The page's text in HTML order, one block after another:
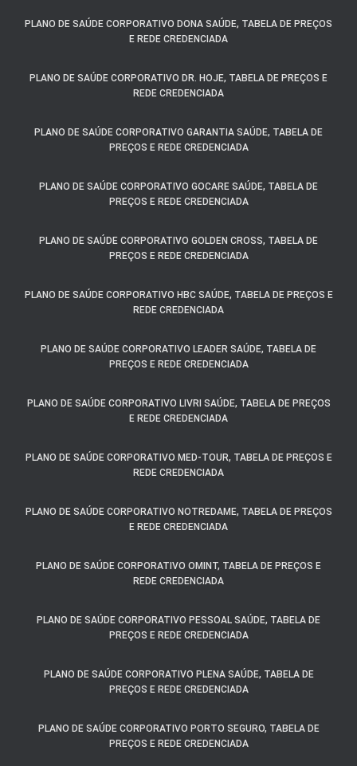
PLANO DE SAÚDE CORPORATIVO DONA SAÚDE, TABELA DE PREÇOS
E REDE CREDENCIADA
PLANO DE SAÚDE CORPORATIVO DR. HOJE, TABELA DE PREÇOS E
REDE CREDENCIADA
PLANO DE SAÚDE CORPORATIVO GARANTIA SAÚDE, TABELA DE
PREÇOS E REDE CREDENCIADA
PLANO DE SAÚDE CORPORATIVO GOCARE SAÚDE, TABELA DE
PREÇOS E REDE CREDENCIADA
PLANO DE SAÚDE CORPORATIVO GOLDEN CROSS, TABELA DE
PREÇOS E REDE CREDENCIADA
PLANO DE SAÚDE CORPORATIVO HBC SAÚDE, TABELA DE PREÇOS E
REDE CREDENCIADA
PLANO DE SAÚDE CORPORATIVO LEADER SAÚDE, TABELA DE
PREÇOS E REDE CREDENCIADA
PLANO DE SAÚDE CORPORATIVO LIVRI SAÚDE, TABELA DE PREÇOS
E REDE CREDENCIADA
PLANO DE SAÚDE CORPORATIVO MED-TOUR, TABELA DE PREÇOS E
REDE CREDENCIADA
PLANO DE SAÚDE CORPORATIVO NOTREDAME, TABELA DE PREÇOS
E REDE CREDENCIADA
PLANO DE SAÚDE CORPORATIVO OMINT, TABELA DE PREÇOS E
REDE CREDENCIADA
PLANO DE SAÚDE CORPORATIVO PESSOAL SAÚDE, TABELA DE
PREÇOS E REDE CREDENCIADA
PLANO DE SAÚDE CORPORATIVO PLENA SAÚDE, TABELA DE
PREÇOS E REDE CREDENCIADA
PLANO DE SAÚDE CORPORATIVO PORTO SEGURO, TABELA DE
PREÇOS E REDE CREDENCIADA